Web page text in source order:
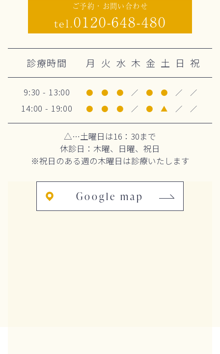
ご予約・お問い合わせ
tel.0120-648-480
診療時間 月 火 水 木 金 土 日 祝
9:30 - 13:00 ● ● ● ／ ● ● ／ ／
14:00 - 19:00 ● ● ● ／ ● ▲ ／ ／
△…土曜日は16：30まで
休診日：木曜、日曜、祝日
※祝日のある週の木曜日は診療いたします
Google map